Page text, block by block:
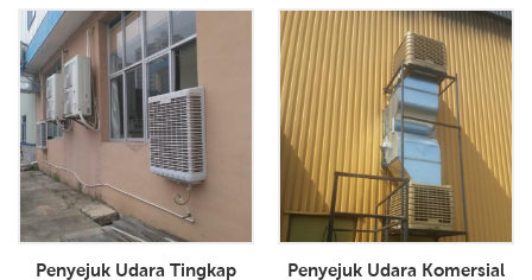
Baca Lebih Lanjut Baca Lebih Lanjut
Penyejuk Udara Tingkap
Penyejuk Udara Komersial